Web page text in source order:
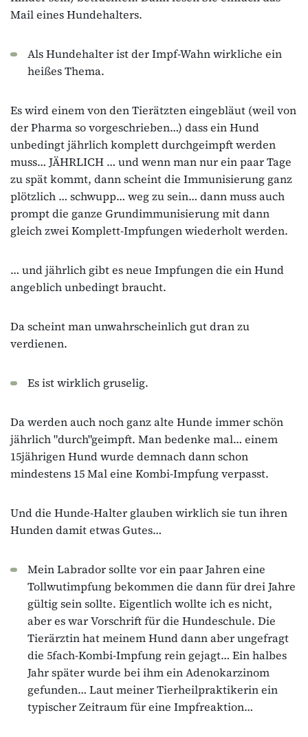
Mail eines Hundehalters.
Als Hundehalter ist der Impf-Wahn wirkliche ein
heißes Thema.
Es wird einem von den Tierätzten eingebläut (weil von
der Pharma so vorgeschrieben…) dass ein Hund
unbedingt jährlich komplett durchgeimpft werden
muss… JÄHRLICH … und wenn man nur ein paar Tage
zu spät kommt, dann scheint die Immunisierung ganz
plötzlich … schwupp… weg zu sein… dann muss auch
prompt die ganze Grundimmunisierung mit dann
gleich zwei Komplett-Impfungen wiederholt werden.
… und jährlich gibt es neue Impfungen die ein Hund
angeblich unbedingt braucht.
Da scheint man unwahrscheinlich gut dran zu
verdienen.
Es ist wirklich gruselig.
Da werden auch noch ganz alte Hunde immer schön
jährlich "durch"geimpft. Man bedenke mal… einem
15jährigen Hund wurde demnach dann schon
mindestens 15 Mal eine Kombi-Impfung verpasst.
Und die Hunde-Halter glauben wirklich sie tun ihren
Hunden damit etwas Gutes…
Mein Labrador sollte vor ein paar Jahren eine
Tollwutimpfung bekommen die dann für drei Jahre
gültig sein sollte. Eigentlich wollte ich es nicht,
aber es war Vorschrift für die Hundeschule. Die
Tierärztin hat meinem Hund dann aber ungefragt
die 5fach-Kombi-Impfung rein gejagt… Ein halbes
Jahr später wurde bei ihm ein Adenokarzinom
gefunden… Laut meiner Tierheilpraktikerin ein
typischer Zeitraum für eine Impfreaktion…